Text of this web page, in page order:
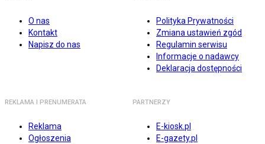
O nas
Kontakt
Napisz do nas
Polityka Prywatności
Zmiana ustawień zgód
Regulamin serwisu
Informacje o nadawcy
Deklaracja dostępności
REKLAMA I PRENUMERATA
Reklama
Ogłoszenia
PARTNERZY
E-kiosk.pl
E-gazety.pl